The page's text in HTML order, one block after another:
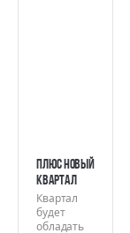
ПЛЮС НОВЫЙ
КВАРТАЛ
Квартал
будет
обладать